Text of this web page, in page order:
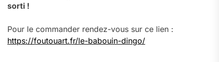
sorti !
Pour le commander rendez-vous sur ce lien :
https://foutouart.fr/le-babouin-dingo/